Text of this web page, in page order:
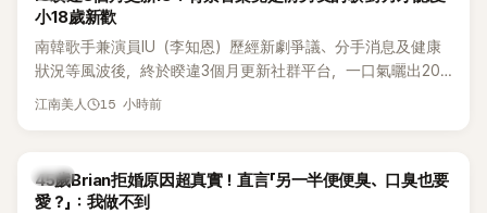
小18歲新歡
南韓歌手兼演員IU（李知恩）歷經新劇爭議、分手消息及健康
狀況等風波後，終於睽違3個月更新社群平台，一口氣曬出20
張近況照，讓大批粉絲又驚又喜。不過，比起照片本身，更引
江南美人 15 小時前
韓星
45歲Brian拒婚原因超真實！直言「另一半便便臭、口臭也要
愛？」：我做不到